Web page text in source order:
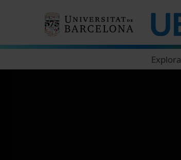
Explora